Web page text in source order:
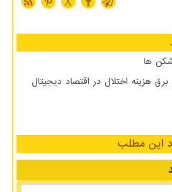
ها
هزینه اختلال در اقتصاد دیجیتال
این مطلب